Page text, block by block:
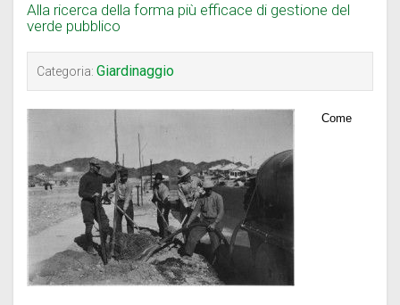
Alla ricerca della forma più efficace di gestione del
verde pubblico
Categoria: Giardinaggio
Come